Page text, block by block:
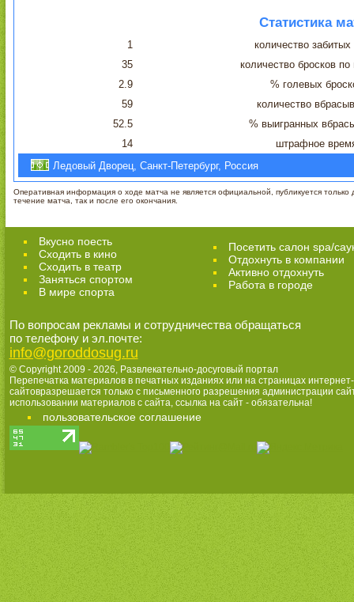
Статистика
1
количество
35
количество бросков по
2.9
% голевых
59
количество
52.5
% выигранных
14
штрафное
Ледовый Дворец, Санкт-Петербург, Россия
Оперативная информация о ходе матча не является официальной, публикуется только
течение матча, так и после его окончания.
Вкусно поесть
Сходить в кино
Cходить в театр
Заняться спортом
В мире спорта
Посетить салон spa/
Отдохнуть в компании
Активно отдохнуть
Работа в городе
По вопросам рекламы и сотрудничества обращаться
по телефону и эл.почте:
info@goroddosug.ru
© Copyright 2009 - 2026, Развлекательно-досуговый портал
Перепечатка материалов в печатных изданиях или на страницах интернет-
сайтовразрешается только с письменного разрешения администрации
использовании материалов с сайта, ссылка на сайт - обязательна!
пользовательское соглашение